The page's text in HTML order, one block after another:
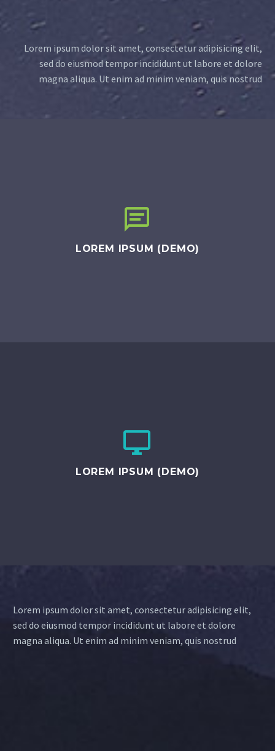
Lorem ipsum dolor sit amet, consectetur adipisicing elit,
sed do eiusmod tempor incididunt ut labore et dolore
magna aliqua. Ut enim ad minim veniam, quis nostrud


LOREM IPSUM (DEMO)


LOREM IPSUM (DEMO)
Lorem ipsum dolor sit amet, consectetur adipisicing elit,
sed do eiusmod tempor incididunt ut labore et dolore
magna aliqua. Ut enim ad minim veniam, quis nostrud